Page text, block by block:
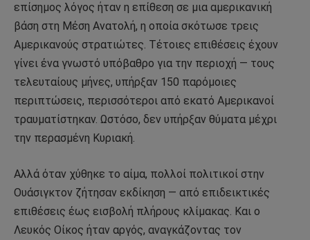
επίσημος λόγος ήταν η επίθεση σε μια αμερικανική
βάση στη Μέση Ανατολή, η οποία σκότωσε τρεις
Αμερικανούς στρατιώτες. Τέτοιες επιθέσεις έχουν
γίνει ένα γνωστό υπόβαθρο για την περιοχή — τους
τελευταίους μήνες, υπήρξαν 150 παρόμοιες
περιπτώσεις, περισσότεροι από εκατό Αμερικανοί
τραυματίστηκαν. Ωστόσο, δεν υπήρξαν θύματα μέχρι
την περασμένη Κυριακή.
Αλλά όταν χύθηκε το αίμα, πολλοί πολιτικοί στην
Ουάσιγκτον ζήτησαν εκδίκηση — από επιδεικτικές
επιθέσεις έως εισβολή πλήρους κλίμακας. Και ο
Λευκός Οίκος ήταν αργός, αναγκάζοντας τον